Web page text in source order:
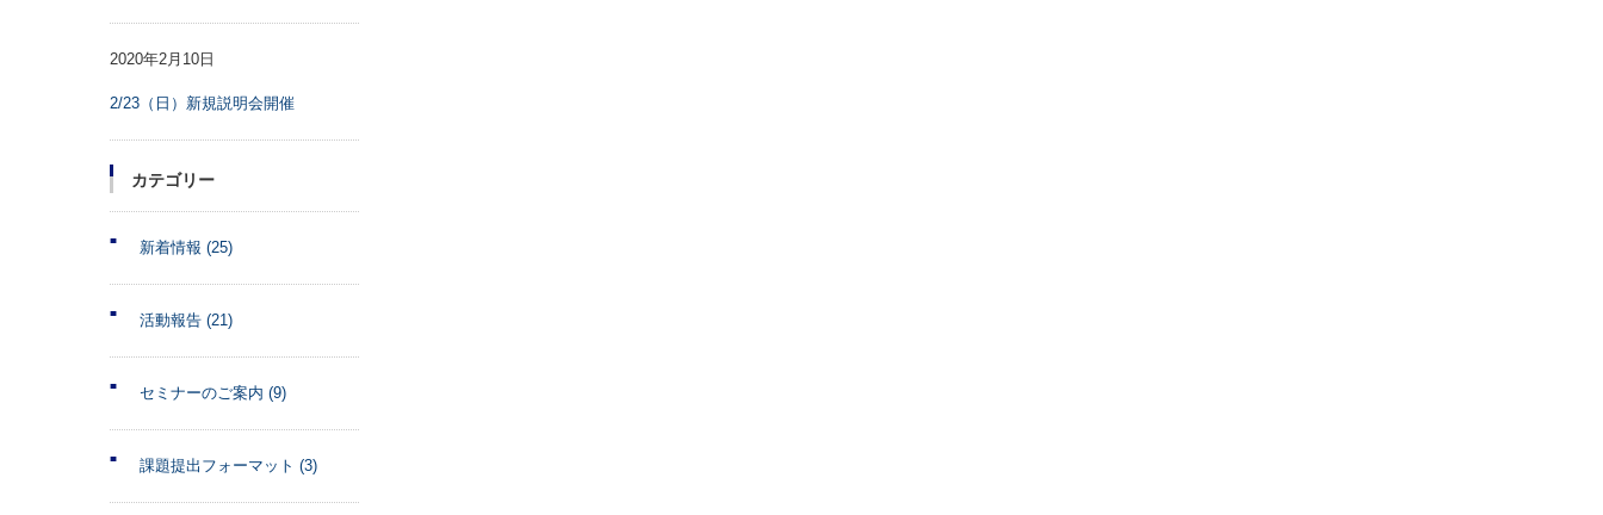
2020年2月10日
2/23（日）新規説明会開催
カテゴリー
新着情報 (25)
活動報告 (21)
セミナーのご案内 (9)
課題提出フォーマット (3)